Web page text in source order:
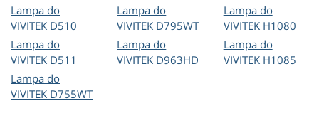
Lampa do
VIVITEK D510
Lampa do
VIVITEK D511
Lampa do
VIVITEK D755WT
Lampa do
VIVITEK D795WT
Lampa do
VIVITEK D963HD
Lampa do
VIVITEK H1080
Lampa do
VIVITEK H1085